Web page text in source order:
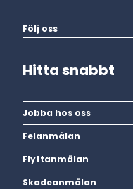
Följ oss
Hitta snabbt
Jobba hos oss
Felanmälan
Flyttanmälan
Skadeanmälan